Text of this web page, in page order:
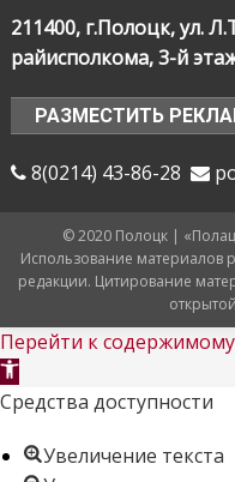
211400, г.Полоцк, ул.
райисполкома, 3-й
РАЗМЕСТИТЬ
8(0214) 43-86-28
© 2020 Полоцк |
Использование материалов
редакции. Цитирование
Перейти к содержимому
Открыть
панель
Средства доступности
Увеличение текста